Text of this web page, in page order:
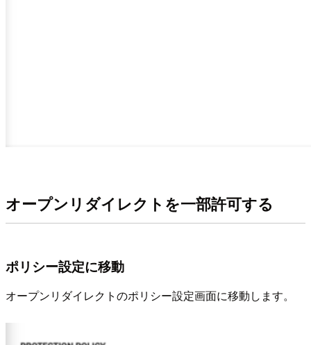
オープンリダイレクトを一部許可する
ポリシー設定に移動
オープンリダイレクトのポリシー設定画面に移動します。